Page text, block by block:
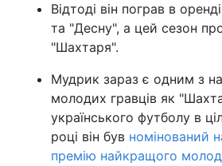
Відтоді він пограв в
та "Десну", а цей сезон
"Шахтаря".
Мудрик зараз є одним з
молодих гравців як
українського футболу в
році він був номінований
премію найкращого